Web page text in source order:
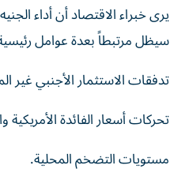
يرى خبراء الاقتصاد أن أداء
سيظل مرتبطاً بعدة عوامل
تدفقات الاستثمار الأجنبي غير
تحركات أسعار الفائدة الأمريكية
مستويات التضخم المحلية.